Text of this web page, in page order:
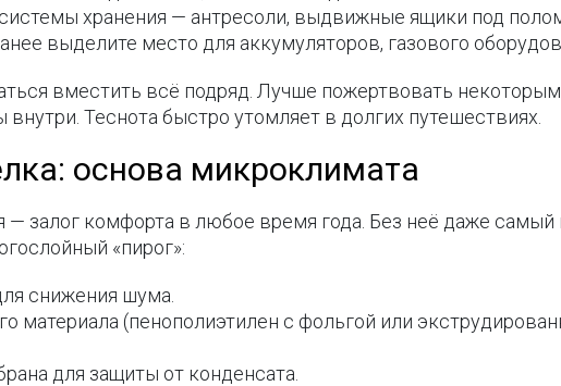
хранения — антресоли, выдвижные ящики под
выделите место для аккумуляторов, газового
вместить всё подряд. Лучше пожертвовать
Теснота быстро утомляет в долгих путешествиях.
основа микроклимата
— залог комфорта в любое время года. Без неё даже
«пирог»:
снижения шума.
материала (пенополиэтилен с фольгой или
для защиты от конденсата.